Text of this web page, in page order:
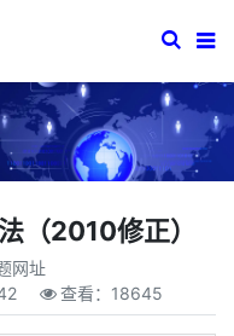
（2010修正）
网址
查看： 18645